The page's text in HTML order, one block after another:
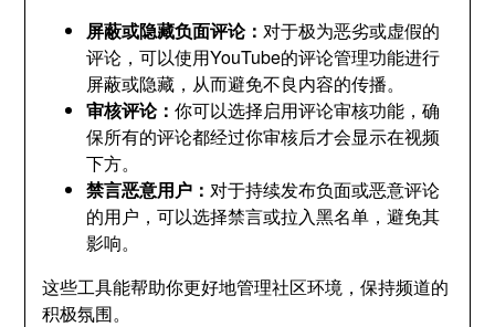
屏蔽或隐藏负面评论：对于极为恶劣或虚假的
评论，可以使用YouTube的评论管理功能进行
屏蔽或隐藏，从而避免不良内容的传播。
审核评论：你可以选择启用评论审核功能，确
保所有的评论都经过你审核后才会显示在视频
下方。
禁言恶意用户：对于持续发布负面或恶意评论
的用户，可以选择禁言或拉入黑名单，避免其
影响。
这些工具能帮助你更好地管理社区环境，保持频道的
积极氛围。